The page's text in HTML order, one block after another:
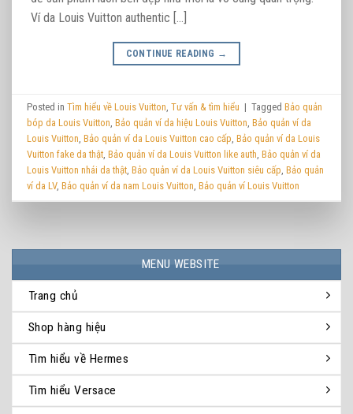
Ví da Louis Vuitton authentic […]
CONTINUE READING →
Posted inTìm hiểu về Louis Vuitton ,Tư vấn & tìm hiểu | TaggedBảo quản
bóp da Louis Vuitton ,Bảo quản ví da hiệu Louis Vuitton ,Bảo quản ví da
Louis Vuitton ,Bảo quản ví da Louis Vuitton cao cấp ,Bảo quản ví da Louis
Vuitton fake da thật ,Bảo quản ví da Louis Vuitton like auth ,Bảo quản ví da
Louis Vuitton nhái da thật ,Bảo quản ví da Louis Vuitton siêu cấp ,Bảo quản
ví da LV,Bảo quản ví da nam Louis Vuitton ,Bảo quản ví Louis Vuitton
MENU WEBSITE
Trang chủ
Shop hàng hiệu
Tìm hiểu về Hermes
Tìm hiểu Versace